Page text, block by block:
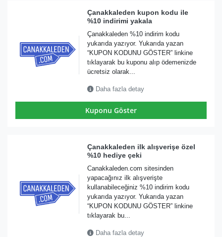
Çanakkaleden kupon kodu ile
%10 indirimi yakala
Çanakkaleden %10 indirim kodu
yukarıda yazıyor. Yukarıda yazan
“KUPON KODUNU GÖSTER” linkine
tıklayarak bu kuponu alıp ödemenizde
ücretsiz olarak...
Daha fazla detay
Kuponu Göster
Çanakkaleden ilk alışverişe özel
%10 hediye çeki
Canakkaleden.com sitesinden
yapacağınız ilk alışverişte
kullanabileceğiniz %10 indirim kodu
yukarıda yazıyor. Yukarıda yazan
“KUPON KODUNU GÖSTER” linkine
tıklayarak bu...
Daha fazla detay